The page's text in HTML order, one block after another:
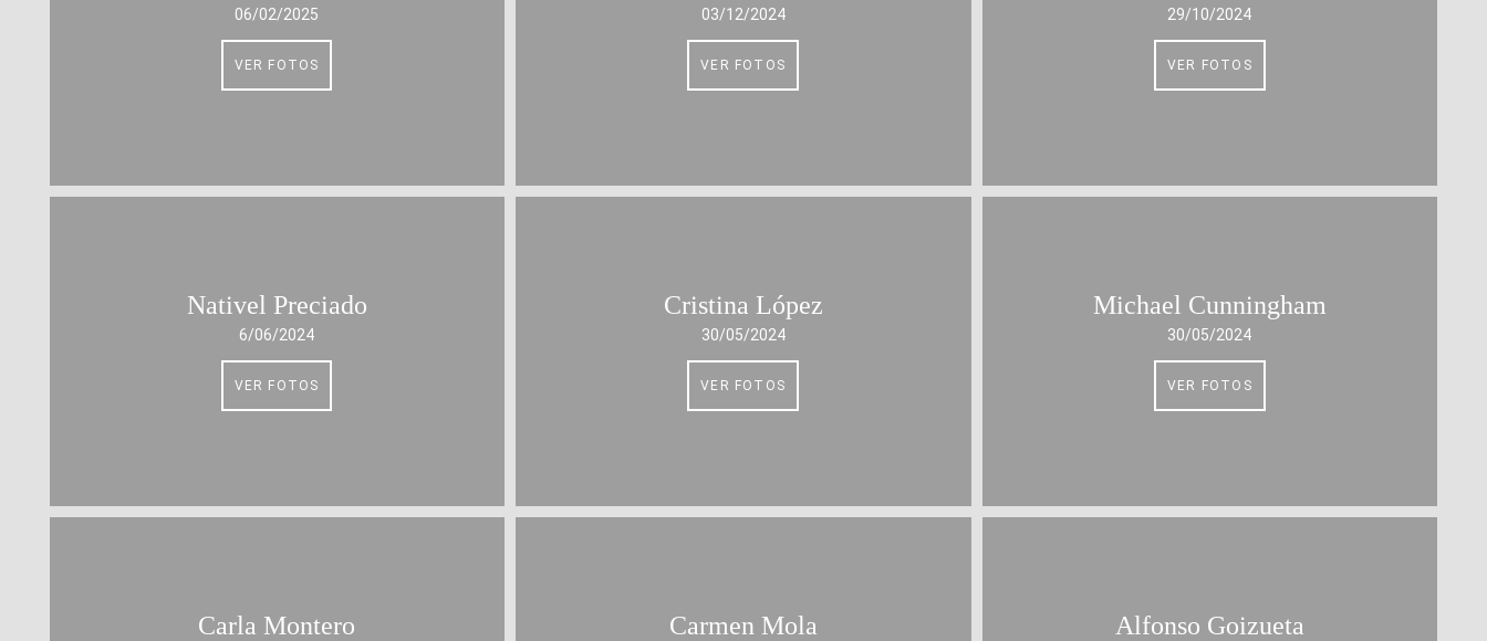
06/02/2025
VER FOTOS
03/12/2024
VER FOTOS
29/10/2024
VER FOTOS
Nativel Preciado
6/06/2024
VER FOTOS
Cristina López
30/05/2024
VER FOTOS
Michael Cunningham
30/05/2024
VER FOTOS
Carla Montero Carmen Mola Alfonso Goizueta